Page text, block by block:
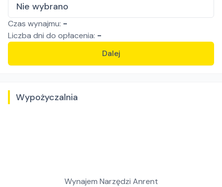
Nie wybrano
Czas wynajmu: -
Liczba dni do opłacenia: -
Dalej
Wypożyczalnia
Wynajem Narzędzi Anrent